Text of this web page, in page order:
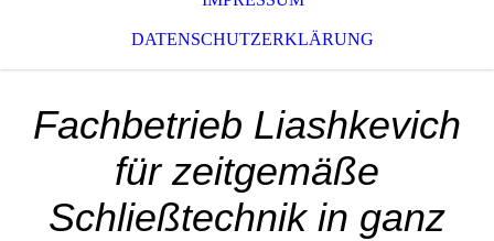
DATENSCHUTZERKLÄRUNG
Fachbetrieb Liashkevich
für zeitgemäße
Schließtechnik in ganz